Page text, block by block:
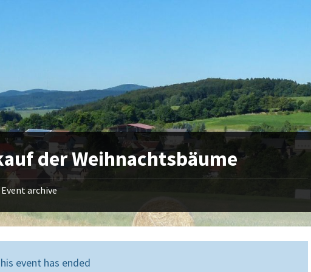
der Weihnachtsbäume
Event archive
event has ended